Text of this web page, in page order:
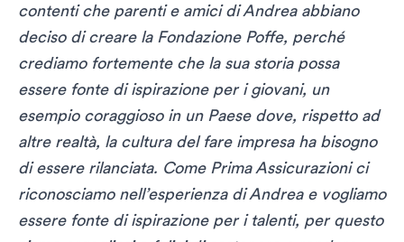
contenti che parenti e amici di Andrea abbiano
deciso di creare la Fondazione Poffe, perché
crediamo fortemente che la sua storia possa
essere fonte di ispirazione per i giovani, un
esempio coraggioso in un Paese dove, rispetto ad
altre realtà, la cultura del fare impresa ha bisogno
di essere rilanciata. Come Prima Assicurazioni ci
riconosciamo nell’esperienza di Andrea e vogliamo
essere fonte di ispirazione per i talenti, per questo